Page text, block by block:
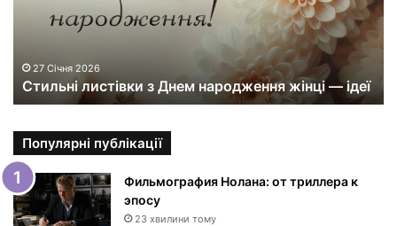
т
к
и
з
Д
27 Січня 2026
Стильні листівки з Днем народження жінці — ідеї
Популярні публікації
Фильмография Нолана: от триллера к
эпосу
23 хвилини тому